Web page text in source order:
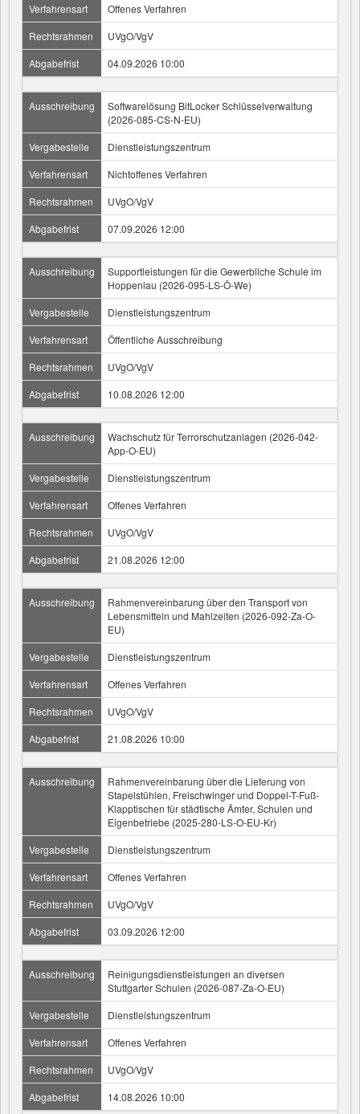
Verfahrensart
Offenes Verfahren
Rechtsrahmen
UVgO/VgV
Abgabefrist
04.09.2026 10:00
Ausschreibung
Softwarelösung BitLocker Schlüsselverwaltung
(2026-085-CS-N-EU)
Vergabestelle
Dienstleistungszentrum
Verfahrensart
Nichtoffenes Verfahren
Rechtsrahmen
UVgO/VgV
Abgabefrist
07.09.2026 12:00
Ausschreibung
Supportleistungen für die Gewerbliche Schule im
Hoppenlau (2026-095-LS-Ö-We)
Vergabestelle
Dienstleistungszentrum
Verfahrensart
Öffentliche Ausschreibung
Rechtsrahmen
UVgO/VgV
Abgabefrist
10.08.2026 12:00
Ausschreibung
Wachschutz für Terrorschutzanlagen (2026-042-
App-O-EU)
Vergabestelle
Dienstleistungszentrum
Verfahrensart
Offenes Verfahren
Rechtsrahmen
UVgO/VgV
Abgabefrist
21.08.2026 12:00
Ausschreibung
Rahmenvereinbarung über den Transport von
Lebensmitteln und Mahlzeiten (2026-092-Za-O-
EU)
Vergabestelle
Dienstleistungszentrum
Verfahrensart
Offenes Verfahren
Rechtsrahmen
UVgO/VgV
Abgabefrist
21.08.2026 10:00
Ausschreibung
Rahmenvereinbarung über die Lieferung von
Stapelstühlen, Freischwinger und Doppel-T-Fuß-
Klapptischen für städtische Ämter, Schulen und
Eigenbetriebe (2025-280-LS-O-EU-Kr)
Vergabestelle
Dienstleistungszentrum
Verfahrensart
Offenes Verfahren
Rechtsrahmen
UVgO/VgV
Abgabefrist
03.09.2026 12:00
Ausschreibung
Reinigungsdienstleistungen an diversen
Stuttgarter Schulen (2026-087-Za-O-EU)
Vergabestelle
Dienstleistungszentrum
Verfahrensart
Offenes Verfahren
Rechtsrahmen
UVgO/VgV
Abgabefrist
14.08.2026 10:00